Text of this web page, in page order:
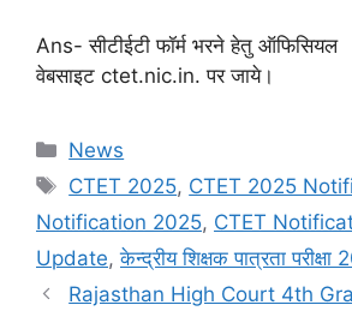
Ans- सीटीईटी फॉर्म भरने हेतु ऑफिसियल
वेबसाइट ctet.nic.in. पर जाये।
Categories
News
Tags
CTET 2025, CTET 2025
Notification 2025, CTET
Update,केन्द्रीय शिक्षक पात्रता परीक्षा
Rajasthan High Court 4th